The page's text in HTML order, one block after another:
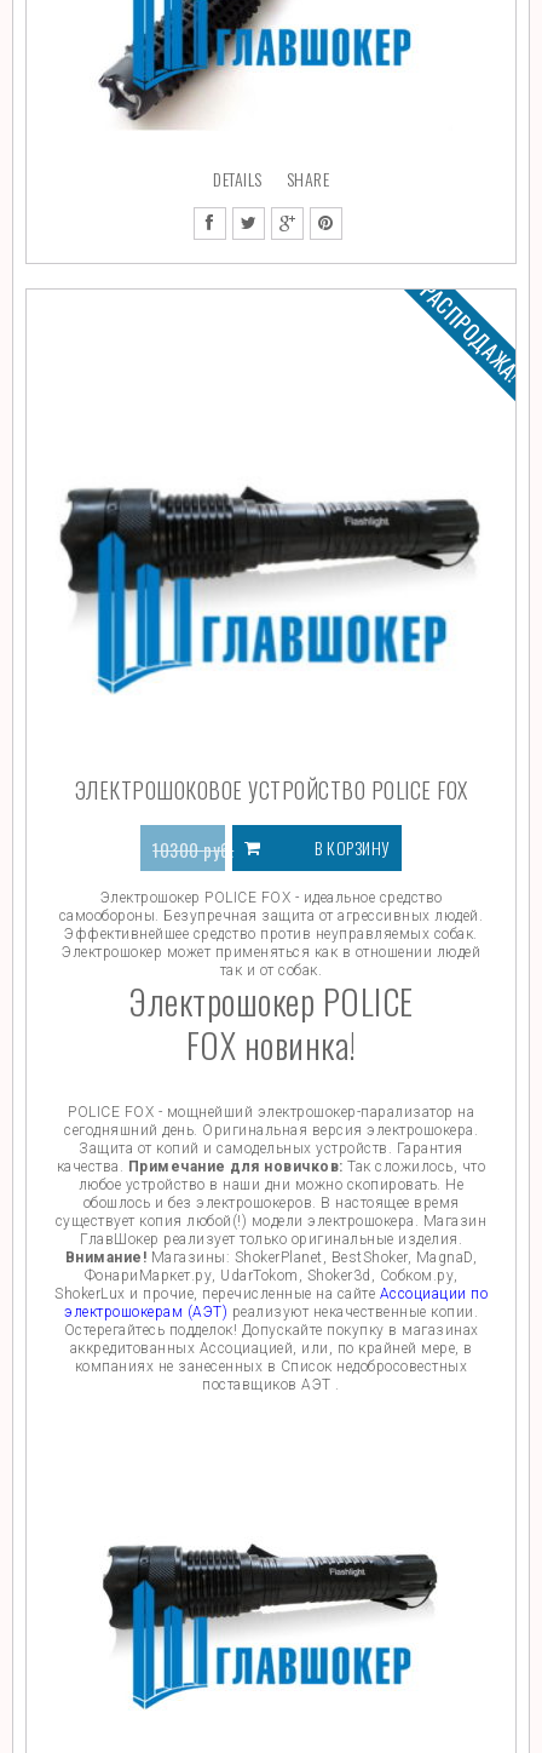
DETAILS SHARE
РАСПРОДАЖА!
ЭЛЕКТРОШОКОВОЕ УСТРОЙСТВО POLICE FOX
10300руб.
4499 руб.
В КОРЗИНУ
Электрошокер POLICE FOX - идеальное средство
самообороны. Безупречная защита от агрессивных людей.
Эффективнейшее средство против неуправляемых собак.
Электрошокер может применяться как в отношении людей
так и от собак.
Электрошокер POLICE
FOX новинка!
POLICE FOX - мощнейший электрошокер-парализатор на
сегодняшний день. Оригинальная версия электрошокера.
Защита от копий и самодельных устройств. Гарантия
качества. Примечание для новичков: Так сложилось, что
любое устройство в наши дни можно скопировать. Не
обошлось и без электрошокеров. В настоящее время
существует копия любой(!) модели электрошокера. Магазин
ГлавШокер реализует только оригинальные изделия.
Внимание! Магазины: ShokerPlanet, BestShoker, MagnaD,
ФонариМаркет.ру, UdarTokom, Shoker3d, Собком.ру,
ShokerLux и прочие, перечисленные на сайте Ассоциации по
электрошокерам (АЭТ) реализуют некачественные копии.
Остерегайтесь подделок! Допускайте покупку в магазинах
аккредитованных Ассоциацией, или, по крайней мере, в
компаниях не занесенных в Список недобросовестных
поставщиков АЭТ .